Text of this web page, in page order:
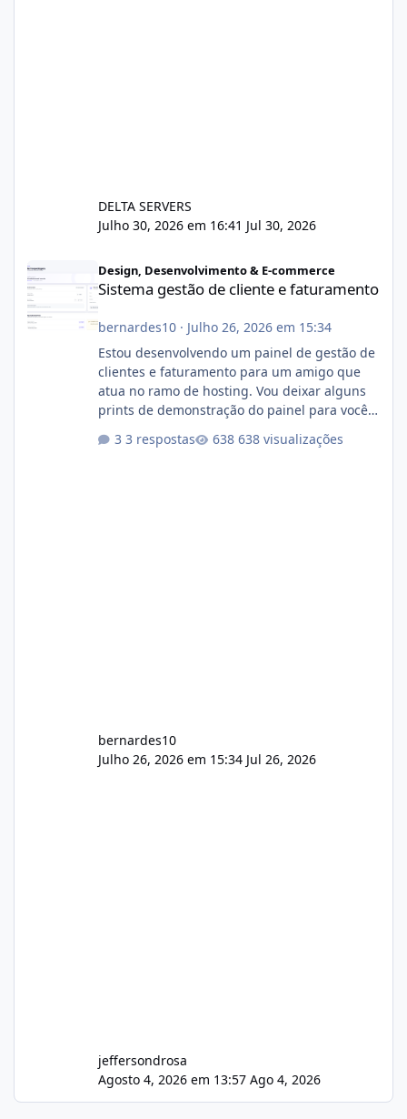
DELTA SERVERS
Julho 30, 2026 em 16:41 Jul 30, 2026
Design, Desenvolvimento & E-commerce
Sistema gestão de cliente e faturamento
bernardes10· Julho 26, 2026 em 15:34
Estou desenvolvendo um painel de gestão de
clientes e faturamento para um amigo que
atua no ramo de hosting. Vou deixar alguns
prints de demonstração do painel para vocês
com cerca de 80% concluído e conta com
3 respostas 638 visualizações
bernardes10
Julho 26, 2026 em 15:34 Jul 26, 2026
jeffersondrosa
Agosto 4, 2026 em 13:57 Ago 4, 2026